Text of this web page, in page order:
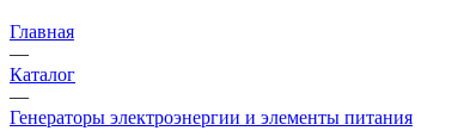
Главная
—
Каталог
—
Генераторы электроэнергии и элементы питания